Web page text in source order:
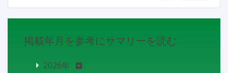
掲載年月を参考にサマリーを読む
2026年